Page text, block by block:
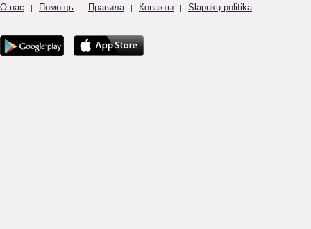
О нас | Помощь | Правила | Конакты | Slapukų politika